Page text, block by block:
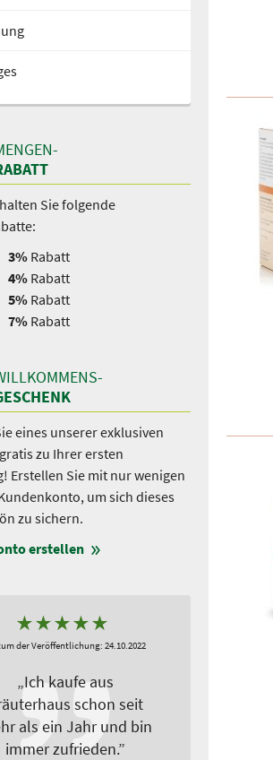
Sie folgende
3% Rabatt
4% Rabatt
5% Rabatt
7% Rabatt
eines unserer exklusiven
zu Ihrer ersten
Erstellen Sie mit nur wenigen
um sich dieses
zu sichern.
erstellen
★★★★★
der Veröffentlichung: 24.10.2022
„Ich kaufe aus
schon seit
als ein Jahr und bin
immer zufrieden.”